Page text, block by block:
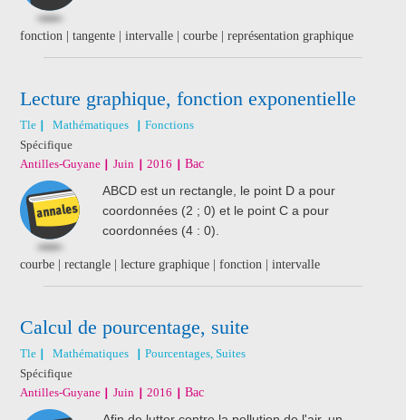
fonction | tangente | intervalle | courbe | représentation graphique
Lecture graphique, fonction exponentielle
Tle Mathématiques
Fonctions
Spécifique
Antilles-Guyane
Juin 2016 Bac
ABCD est un rectangle, le point D a pour
coordonnées (2 ; 0) et le point C a pour
coordonnées (4 : 0).
courbe | rectangle | lecture graphique | fonction | intervalle
Calcul de pourcentage, suite
Tle Mathématiques
Pourcentages, Suites
Spécifique
Antilles-Guyane
Juin 2016 Bac